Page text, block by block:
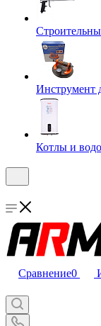
Инструмент
Котлы и
Сравнение0